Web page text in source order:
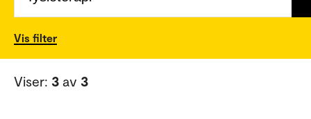
Vis filter
Viser: 3 av 3